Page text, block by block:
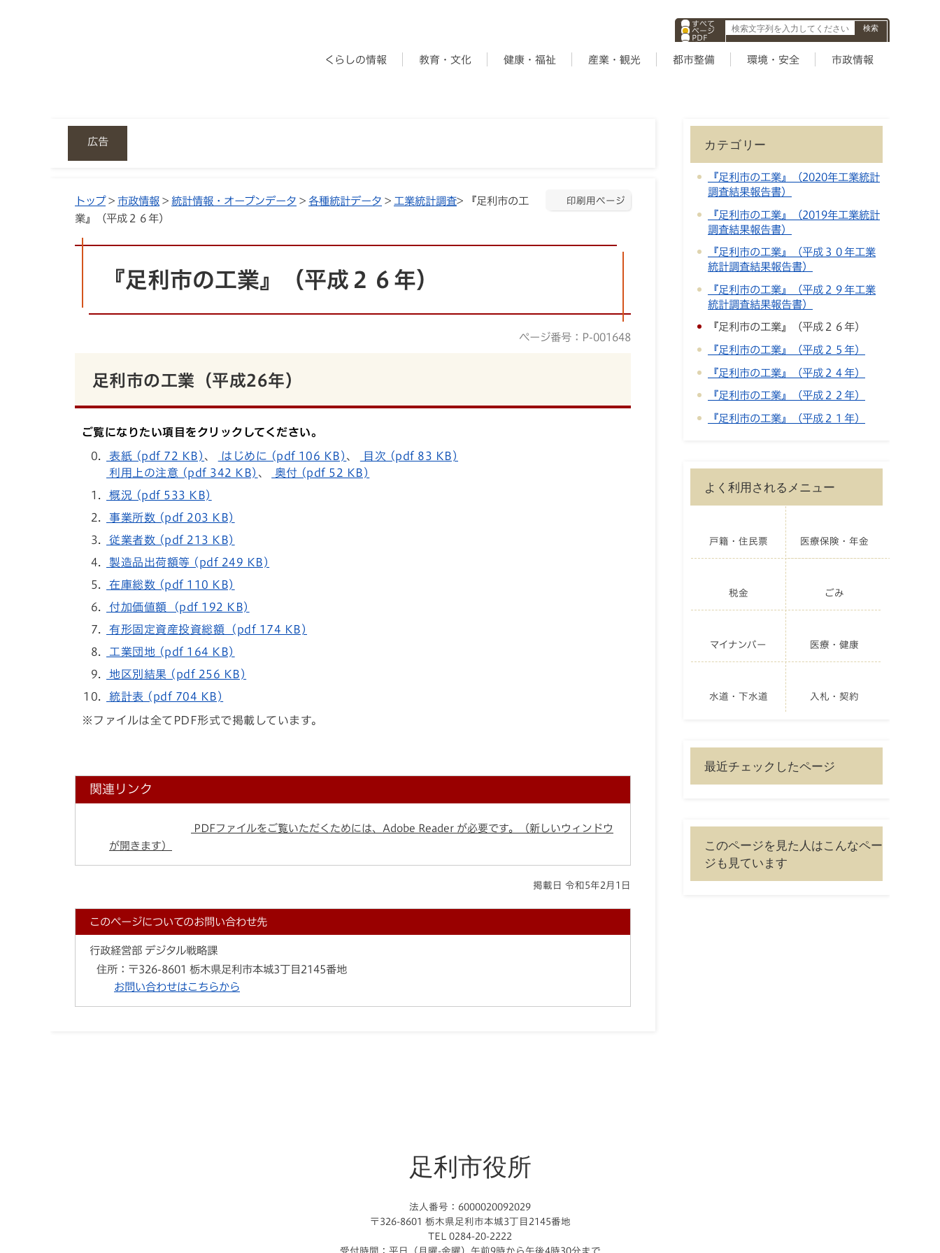
すべて
ページ
PDF
ID
くらしの情報 教育・文化 健康・福祉 産業・観光 都市整備 環境・安全 市政情報
広告
印刷用ページ
トップ> 市政情報 > 統計情報・オープンデータ > 各種統計データ > 工業統計調査> 『足利市の工
業』（平成２６年）
『足利市の工業』（平成２６年）
ページ番号：P-001648
足利市の工業（平成26年）
ご覧になりたい項目をクリックしてください。
表紙 (pdf 72 KB) 、 はじめに (pdf 106 KB) 、
目次 (pdf 83 KB)
利用上の注意 (pdf 342 KB) 、
奥付 (pdf 52 KB)
概況 (pdf 533 KB)
事業所数 (pdf 203 KB)
従業者数 (pdf 213 KB)
製造品出荷額等 (pdf 249 KB)
在庫総数 (pdf 110 KB)
付加価値額 (pdf 192 KB)
有形固定資産投資総額 (pdf 174 KB)
工業団地 (pdf 164 KB)
地区別結果 (pdf 256 KB)
統計表 (pdf 704 KB)
※ファイルは全てPDF形式で掲載しています。
関連リンク
PDFファイルをご覧いただくためには、Adobe Reader が必要です。（新しいウィンドウ
が開きます）
掲載日 令和5年2月1日
このページについてのお問い合わせ先
行政経営部 デジタル戦略課
住所： 〒326-8601 栃木県足利市本城3丁目2145番地
お問い合わせはこちらから
カテゴリー
『足利市の工業』（2020年工業統計
調査結果報告書）
『足利市の工業』（2019年工業統計
調査結果報告書）
『足利市の工業』（平成３０年工業
統計調査結果報告書）
『足利市の工業』（平成２９年工業
統計調査結果報告書）
『足利市の工業』（平成２６年）
『足利市の工業』（平成２５年）
『足利市の工業』（平成２４年）
『足利市の工業』（平成２２年）
『足利市の工業』（平成２１年）
よく利用されるメニュー
戸籍・住民票 医療保険・年金
税金 ごみ
マイナンバー 医療・健康
水道・下水道 入札・契約
最近チェックしたページ
このページを見た人はこんなペー
ジも見ています
足利市役所
法人番号：6000020092029
〒326-8601 栃木県足利市本城3丁目2145番地
TEL 0284-20-2222